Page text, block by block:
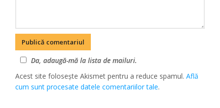
Da, adaugă-mă la lista de mailuri.
Acest site folosește Akismet pentru a reduce spamul.Află
cum sunt procesate datele comentariilor tale.